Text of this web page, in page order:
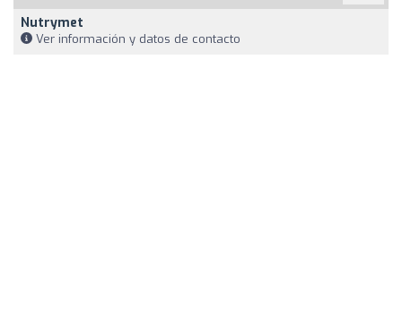
Nutrymet
Ver información y datos de contacto